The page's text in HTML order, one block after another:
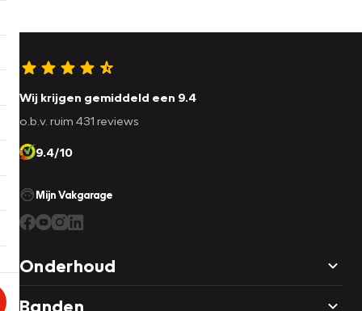
Wij krijgen gemiddeld een 9.4
o.b.v. ruim 431 reviews
9.4/10
Mijn Vakgarage
Onderhoud
Banden